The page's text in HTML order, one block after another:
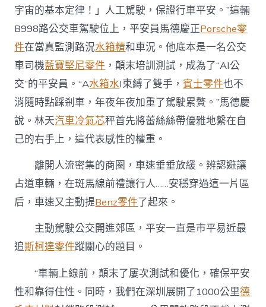
宇宙的基本定律！」人工駕駛，保證行車平安。”這輛
B998路公交車駕駛位上，平安員馬德慶正Porsche零
件在當真監測路況水箱精和車況。他底本是一名公交
車司機藍寶堅尼零件 ，顛末培訓測試，成為了“AI公
交”的平安員。“A水箱水I束縛了雙手，賓士零件也不
消隨時點踩剎車，年夜年夜加重了駕駛累贅。”馬德慶
說。林天汽車冷氣芯秤首先將蕾絲絲帶優雅地繫在自
己的右手上，這代表感性的權重。
離開人流密集的商圈，車速垂垂放緩。辨認避讓
占道車輛，在斑馬線前禮讓行人……安穩穿過這一片區
后，車速又主動提Benz零件了起來。
主動駕駛公交開進郊區，平安一直是市平易近最
追斯柯達零件蹤關心的題目。
“車輛上線前，顛末了屢次測試和優化，確保平安
性和靠得住性。同時，我們在深圳展開了1000公里德